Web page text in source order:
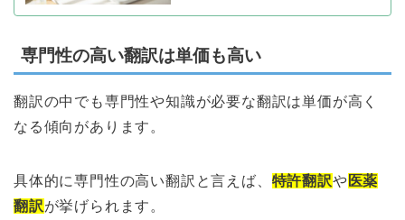
専門性の高い翻訳は単価も高い
翻訳の中でも専門性や知識が必要な翻訳は単価が高く
なる傾向があります。
具体的に専門性の高い翻訳と言えば、 特許翻訳や 医薬
翻訳が挙げられます。